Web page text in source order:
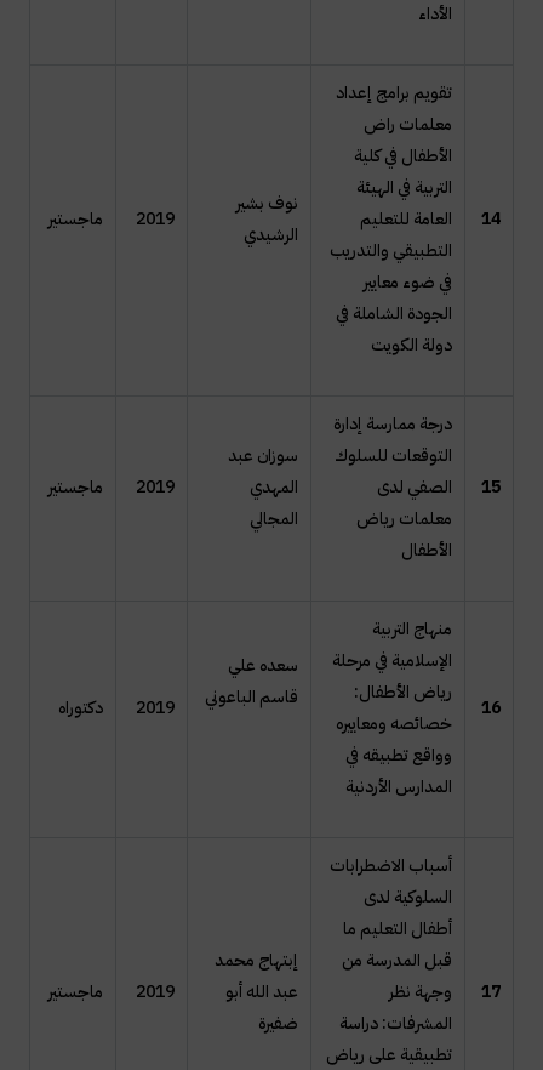
الأداء
14
تقويم برامج إعداد
معلمات راض
الأطفال في كلية
التربية في الهيئة
العامة للتعليم
التطبيقي والتدريب
في ضوء معايير
الجودة الشاملة في
دولة الكويت
نوف بشير
الرشيدي
2019 ماجستير
15
درجة ممارسة إدارة
التوقعات للسلوك
الصفي لدى
معلمات رياض
الأطفال
سوزان عبد
المهدي
المجالي
2019 ماجستير
16
منهاج التربية
الإسلامية في مرحلة
رياض الأطفال:
خصائصه ومعاييره
وواقع تطبيقه في
المدارس الأردنية
سعده علي
قاسم الباعوني
2019 دكتوراه
17
أسباب الاضطرابات
السلوكية لدى
أطفال التعليم ما
قبل المدرسة من
وجهة نظر
المشرفات: دراسة
تطبيقية على رياض
إبتهاج محمد
عبد الله أبو
ضفيرة
2019 ماجستير